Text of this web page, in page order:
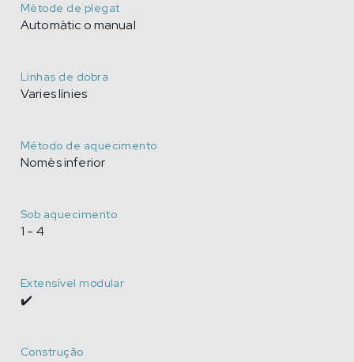
Mètode de plegat
Automàtic o manual
Linhas de dobra
Varies línies
Método de aquecimento
Nomès inferior
Sob aquecimento
1 - 4
Extensível modular
✔️
Construção